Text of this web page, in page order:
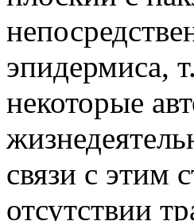
эпидермиса,
некоторые
связи с этим
отсутствии